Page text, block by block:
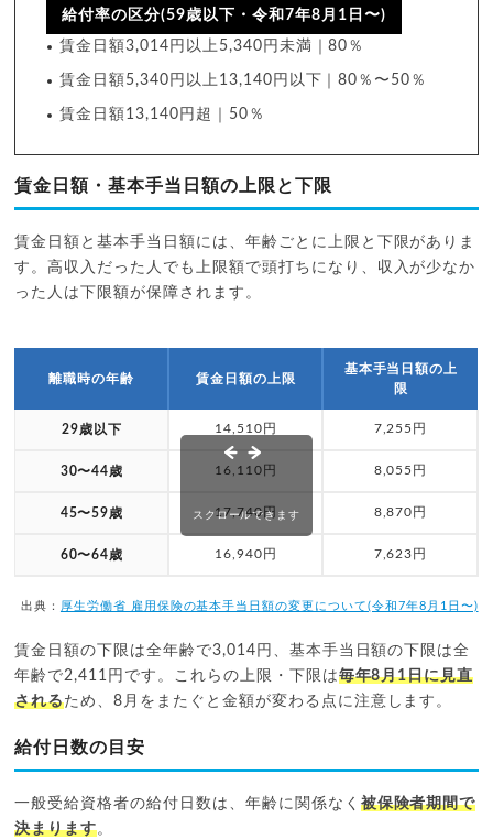
給付率の区分(59歳以下・令和7年8月1日〜)
賃金日額3,014円以上5,340円未満｜80％
賃金日額5,340円以上13,140円以下｜80％〜50％
賃金日額13,140円超｜50％
賃金日額・基本手当日額の上限と下限
賃金日額と基本手当日額には、年齢ごとに上限と下限がありま
す。高収入だった人でも上限額で頭打ちになり、収入が少なか
った人は下限額が保障されます。
離職時の年齢 賃金日額の上限
基本手当日額の上
限
29歳以下 14,510円 7,255円
30〜44歳 16,110円 8,055円
45〜59歳 17,740円 8,870円
60〜64歳 16,940円 7,623円
スクロールできます
出典： 厚生労働省 雇用保険の基本手当日額の変更について(令和7年8月1日〜)
賃金日額の下限は全年齢で3,014円、基本手当日額の下限は全
年齢で2,411円です。これらの上限・下限は毎年8月1日に見直
されるため、8月をまたぐと金額が変わる点に注意します。
給付日数の目安
一般受給資格者の給付日数は、年齢に関係なく 被保険者期間で
決まります。